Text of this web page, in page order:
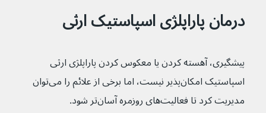
درمان پاراپلژی اسپاستیک ارثی
پیشگیری، آهسته کردن یا معکوس کردن پاراپلژی ارثی
اسپاستیک امکان‌پذیر نیست، اما برخی از علائم را می‌توان
مدیریت کرد تا فعالیت‌های روزمره آسان‌تر شود.